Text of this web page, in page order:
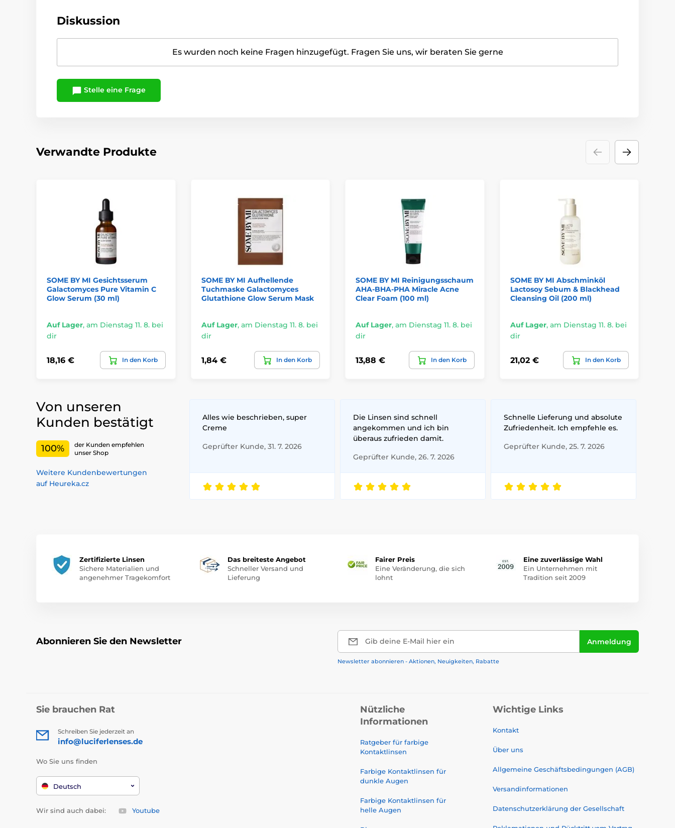
Diskussion
Es wurden noch keine Fragen hinzugefügt. Fragen Sie uns, wir beraten Sie gerne
Stelle eine Frage
Verwandte Produkte
SOME BY MI Gesichtsserum
Galactomyces Pure Vitamin C
Glow Serum (30 ml)
Auf Lager, am Dienstag 11. 8. bei
dir
18,16 € In den Korb
SOME BY MI Aufhellende
Tuchmaske Galactomyces
Glutathione Glow Serum Mask
Auf Lager, am Dienstag 11. 8. bei
dir
1,84 € In den Korb
SOME BY MI Reinigungsschaum
AHA-BHA-PHA Miracle Acne
Clear Foam (100 ml)
Auf Lager, am Dienstag 11. 8. bei
dir
13,88 € In den Korb
SOME BY MI Abschminköl
Lactosoy Sebum & Blackhead
Cleansing Oil (200 ml)
Auf Lager, am Dienstag 11. 8. bei
dir
21,02 € In den Korb
Von unseren
Kunden bestätigt
100%
der Kunden empfehlen
unser Shop
Weitere Kundenbewertungen
auf Heureka.cz
Alles wie beschrieben, super
Creme
Geprüfter Kunde, 31. 7. 2026
Die Linsen sind schnell
angekommen und ich bin
überaus zufrieden damit.
Geprüfter Kunde, 26. 7. 2026
Schnelle Lieferung und absolute
Zufriedenheit. Ich empfehle es.
Geprüfter Kunde, 25. 7. 2026
Zertifizierte Linsen
Sichere Materialien und
angenehmer Tragekomfort
Das breiteste Angebot
Schneller Versand und
Lieferung
Fairer Preis
Eine Veränderung, die sich
lohnt
Eine zuverlässige Wahl
Ein Unternehmen mit
Tradition seit 2009
Abonnieren Sie den Newsletter Gib deine E-Mail hier ein Anmeldung
Newsletter abonnieren - Aktionen, Neuigkeiten, Rabatte
Sie brauchen Rat
Schreiben Sie jederzeit an
info@luciferlenses.de
Wo Sie uns finden
Deutsch
Wir sind auch dabei: Youtube
Nützliche
Informationen
Ratgeber für farbige
Kontaktlinsen
Farbige Kontaktlinsen für
dunkle Augen
Farbige Kontaktlinsen für
helle Augen
Wichtige Links
Kontakt
Über uns
Allgemeine Geschäftsbedingungen (AGB)
Versandinformationen
Datenschutzerklärung der Gesellschaft